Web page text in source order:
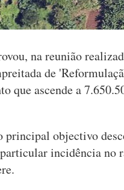
na reunião
de
que ascende a
principal objectivo
incidência no